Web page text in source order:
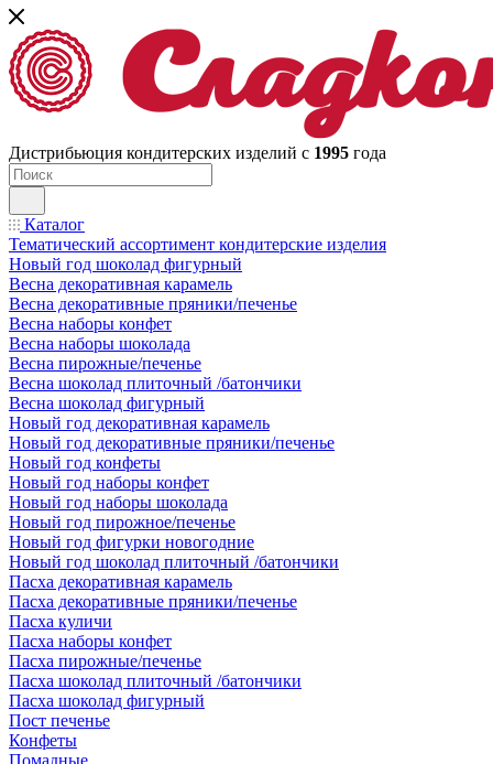
Дистрибьюция кондитерских изделий с 1995 года
Каталог
Тематический ассортимент кондитерские изделия
Новый год шоколад фигурный
Весна декоративная карамель
Весна декоративные пряники/печенье
Весна наборы конфет
Весна наборы шоколада
Весна пирожные/печенье
Весна шоколад плиточный /батончики
Весна шоколад фигурный
Новый год декоративная карамель
Новый год декоративные пряники/печенье
Новый год конфеты
Новый год наборы конфет
Новый год наборы шоколада
Новый год пирожное/печенье
Новый год фигурки новогодние
Новый год шоколад плиточный /батончики
Пасха декоративная карамель
Пасха декоративные пряники/печенье
Пасха куличи
Пасха наборы конфет
Пасха пирожные/печенье
Пасха шоколад плиточный /батончики
Пасха шоколад фигурный
Пост печенье
Конфеты
Помадные